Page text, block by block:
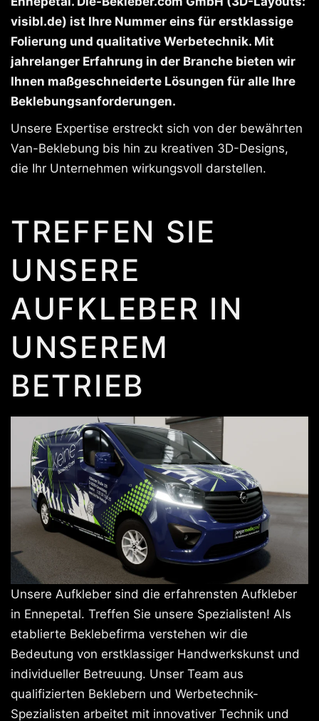
visibl.de) ist Ihre Nummer eins für erstklassige
Folierung und qualitative Werbetechnik. Mit
jahrelanger Erfahrung in der Branche bieten wir
Ihnen maßgeschneiderte Lösungen für alle Ihre
Beklebungsanforderungen.
Unsere Expertise erstreckt sich von der bewährten
Van-Beklebung bis hin zu kreativen 3D-Designs,
die Ihr Unternehmen wirkungsvoll darstellen.
TREFFEN SIE
UNSERE
AUFKLEBER IN
UNSEREM
BETRIEB
Unsere Aufkleber sind die erfahrensten Aufkleber
in Ennepetal. Treffen Sie unsere Spezialisten! Als
etablierte Beklebefirma verstehen wir die
Bedeutung von erstklassiger Handwerkskunst und
individueller Betreuung. Unser Team aus
qualifizierten Beklebern und Werbetechnik-
Spezialisten arbeitet mit innovativer Technik und